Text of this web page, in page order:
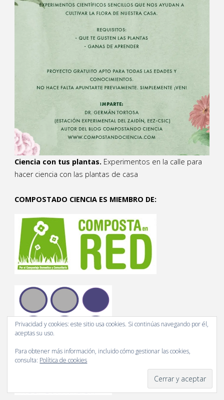
Ciencia con tus plantas. Experimentos en la calle para
hacer ciencia con las plantas de casa
COMPOSTADO CIENCIA ES MIEMBRO DE:
Privacidad y cookies: este sitio usa cookies. Si continúas navegando por él,
aceptas su uso.
Para obtener más información, incluido cómo gestionar las cookies,
consulta: Política de cookies